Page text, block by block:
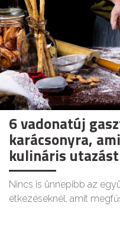
6 vadonatúj
karácsonyra,
kulináris
Nincs is ünnepibb az
étkezéseknél, amit